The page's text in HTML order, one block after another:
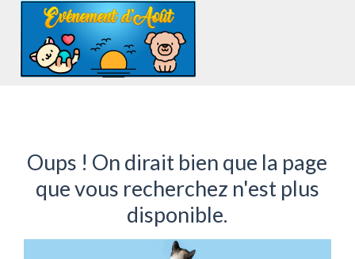
Oups ! On dirait bien que la page
que vous recherchez n'est plus
disponible.